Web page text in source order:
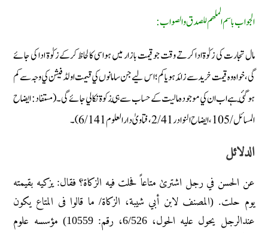
الجواب باسم الملهم للصدق والصواب:
مال تجارت کی زکوٰة ادا کرتے وقت جو قیمت بازار میں ہو اسی کا لحاظ کرکے زکوٰة ادا کی جائے
گی، خواہ وہ قیمت خرید سے زائد ہو یاکم؛ اس ليے جن سامانوں كي قيمت اولڈ فیشن كي وجہ سے كم
ہوگئي ہے اب ان كي موجودہ ماليت كے حساب سے ہي زكوة نكالي جائے گی۔ (مستفاد: ایضاح
المسائل /105، ایضاح النوادر2/41، فتاویٰ دارالعلوم 6/141)۔
الدلائل
عن الحسن في رجل اشتریٰ متاعاً فحلت فیه الزکاة؟ فقال: یزکیه بقیمته
یوم حلت. (المصنف لابن أبي شیبة، الزکاة/ ما قالوا فی المتاع یکون
عندالرجل یحول علیه الحول، 6/526، رقم: 10559) مؤسسه علوم